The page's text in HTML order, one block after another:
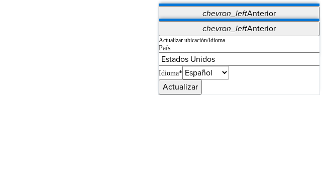
chevron_leftAnterior
Vet Systems OrthoPedia Patient
Supplier Portal
Synergy Imaging & Resection
chevron_leftAnterior
Actualizar ubicación/Idioma
País
Idioma*
Actualizar